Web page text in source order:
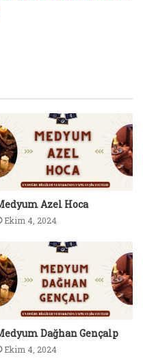
Azel Hoca
Ekim 4, 2024
Dağhan Gençalp
Ekim 4, 2024